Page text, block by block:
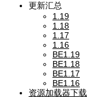
更新汇总
1.19
1.18
1.17
1.16
BE1.19
BE1.18
BE1.17
BE1.16
资源加载器下载